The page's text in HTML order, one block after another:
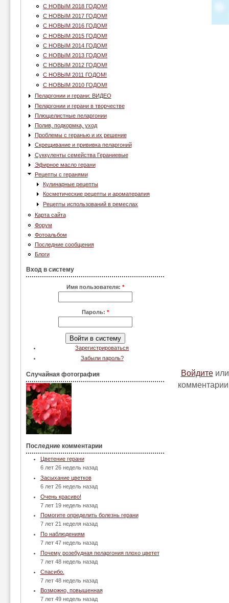
С НОВЫМ 2018 ГОДОМ!
С НОВЫМ 2017 ГОДОМ!
С НОВЫМ 2016 ГОДОМ!
С НОВЫМ 2015 ГОДОМ!
С НОВЫМ 2014 ГОДОМ!
С НОВЫМ 2013 ГОДОМ!
С НОВЫМ 2012 ГОДОМ!
С НОВЫМ 2011 ГОДОМ!
С НОВЫМ 2010 ГОДОМ!
Пеларгонии и герани: ВИДЕО
Пеларгонии и герани в творчестве
Плющелистные пеларгонии
Полив, подкормка, уход
Проблемы с геранью и их решение
Скрещивание и прививка пеларгоний
Суккуленты семейства Гераниевые
Эфирное масло герани
Рецепты с геранями
Кулинарные рецепты
Косметические рецепты и ароматерапия
Рецепты использований в ремеслах
Карта сайта
Форум
Фотоальбом
Последние сообщения
Блоги
Вход в систему
Имя пользователя: *
Пароль: *
Зарегистрироваться
Забыли пароль?
Случайная фотография
Последние комментарии
Цветение герани
6 лет 26 недель назад
Засыхание цветков
6 лет 26 недель назад
Очень красиво!
7 лет 19 недель назад
Помогите определить болезнь герани
7 лет 21 неделя назад
По наблюдениям
7 лет 47 недель назад
Почему розебудная пеларгония плохо цветет
7 лет 48 недель назад
Спасибо.
7 лет 48 недель назад
Возможно, повышенная
7 лет 49 недель назад
Войдите
комментарии